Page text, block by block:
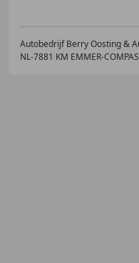
Autobedrijf Berry Oosting &
NL-7881 KM EMMER-